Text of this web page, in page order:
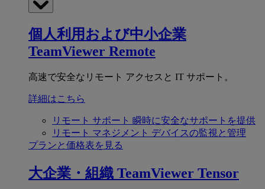
個人利用および中小企業
TeamViewer Remote
高速で安全なリモート アクセスと IT サポート。
詳細はこちら
リモート サポート 瞬時に安全なサポートを提供
リモート マネジメント デバイスの監視と管理
プランと価格表を見る
大企業・組織 TeamViewer Tensor